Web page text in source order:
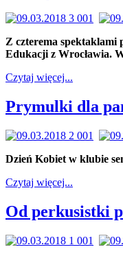
Z czterema spektaklami
Edukacji z Wrocławia.
Czytaj więcej...
Prymulki dla
Dzień Kobiet w klubie
Czytaj więcej...
Od perkusistki